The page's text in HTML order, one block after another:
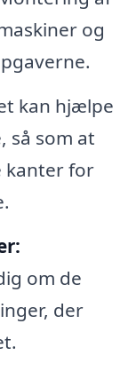
og
kan hjælpe
så som at
kanter for
om de
der